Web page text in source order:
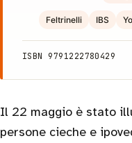
Feltrinelli IBS
ISBN 9791222780429
Il 22 maggio è stato
persone cieche e